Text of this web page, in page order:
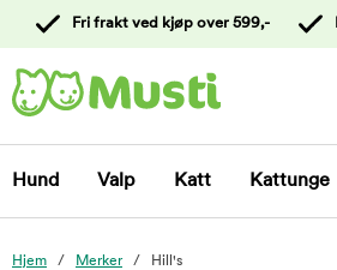
kundeservice
Fri frakt ved kjøp over 599,-
Hund Valp Katt Kattunge
Hjem Merker Hill's